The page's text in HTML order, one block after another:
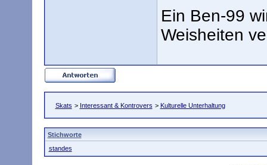
Ein Ben-99
Weisheiten
Skats > Interessant & Kontrovers > Kulturelle Unterhaltung
Stichworte
standes